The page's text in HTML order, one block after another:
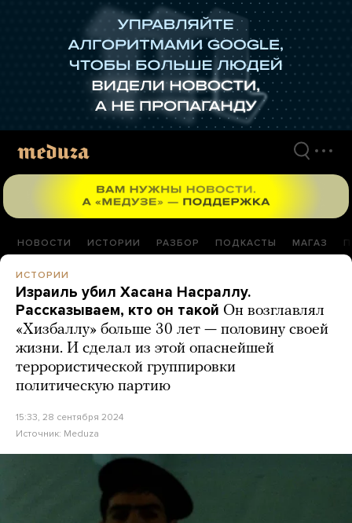
НОВОСТИ ИСТОРИИ РАЗБОР ПОДКАСТЫ МАГАЗ
ИСТОРИИ
Израиль убил Хасана Насраллу.
Рассказываем, кто он такой Он возглавлял
«Хизбаллу» больше 30 лет — половину своей
жизни. И сделал из этой опаснейшей
террористической группировки
политическую партию
15:33, 28 сентября 2024
Источник: Meduza